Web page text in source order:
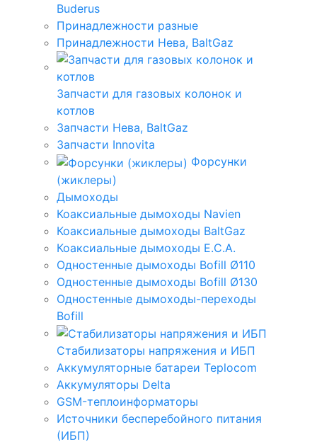
Buderus
Принадлежности разные
Принадлежности Нева, BaltGaz
Запчасти для газовых колонок и
котлов
Запчасти Нева, BaltGaz
Запчасти Innovita
Форсунки
(жиклеры)
Дымоходы
Коаксиальные дымоходы Navien
Коаксиальные дымоходы BaltGaz
Коаксиальные дымоходы E.C.A.
Одностенные дымоходы Bofill Ø110
Одностенные дымоходы Bofill Ø130
Одностенные дымоходы-переходы
Bofill
Стабилизаторы напряжения и ИБП
Аккумуляторные батареи Teplocom
Аккумуляторы Delta
GSM-теплоинформаторы
Источники бесперебойного питания
(ИБП)